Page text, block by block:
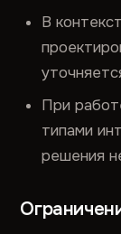
В
При
типами
решения